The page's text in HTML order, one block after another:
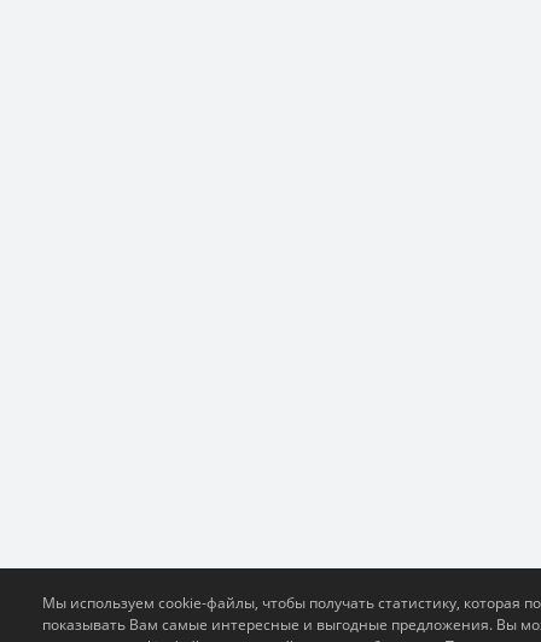
Мы используем cookie-файлы, чтобы получать статистику, которая
показывать Вам самые интересные и выгодные предложения. Вы